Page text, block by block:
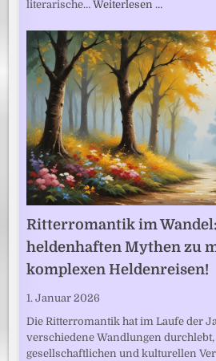
literarische…Weiterlesen …
Ritterromantik im
heldenhaften Mythen zu
komplexen Heldenreisen!
1. Januar 2026
Die Ritterromantik hat im Laufe der
verschiedene Wandlungen
gesellschaftlichen und kulturellen